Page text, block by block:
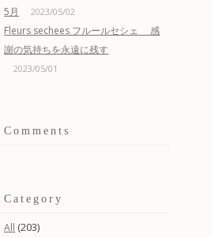
5月 2023/05/02
Fleurs sechees フルールセシェ 感
謝の気持ちを永遠に残す
2023/05/01
Comments
Category
All (203)